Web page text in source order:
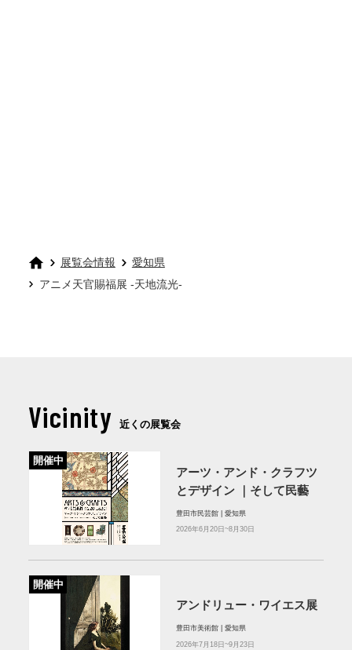
展覧会情報
愛知県
アニメ天官賜福展 -天地流光-
Vicinity 近くの展覧会
開催中
アーツ・アンド・クラフツ
とデザイン ｜そして民藝
豊田市民芸館 | 愛知県
2026年6月20日~8月30日
開催中
アンドリュー・ワイエス展
豊田市美術館 | 愛知県
2026年7月18日~9月23日